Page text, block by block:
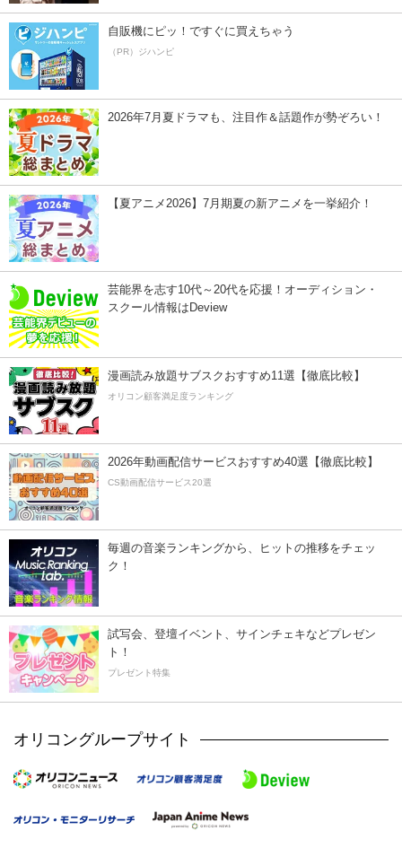
自販機にピッ！ですぐに買えちゃう
（PR）ジハンピ
2026年7月夏ドラマも、注目作＆話題作が勢ぞろい！
【夏アニメ2026】7月期夏の新アニメを一挙紹介！
芸能界を志す10代～20代を応援！オーディション・
スクール情報はDeview
漫画読み放題サブスクおすすめ11選【徹底比較】
オリコン顧客満足度ランキング
2026年動画配信サービスおすすめ40選【徹底比較】
CS動画配信サービス20選
毎週の音楽ランキングから、ヒットの推移をチェッ
ク！
試写会、登壇イベント、サインチェキなどプレゼン
ト！
プレゼント特集
オリコングループサイト